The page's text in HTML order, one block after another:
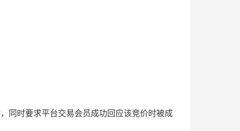
同时要求平台交易会员成功回应该竞价时被成